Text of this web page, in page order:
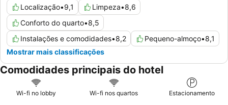
Localização•9,1 Limpeza•8,6
Conforto do quarto•8,5
Instalações e comodidades•8,2 Pequeno-almoço•8,1
Mostrar mais classificações
Comodidades principais do hotel
Wi-fi no lobby Wi-fi nos quartos Estacionamento